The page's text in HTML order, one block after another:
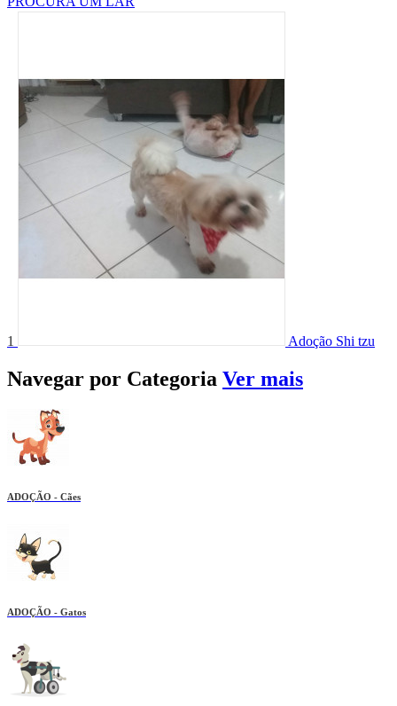
1 Adoção Shi tzu
Navegar por Categoria Ver mais
ADOÇÃO - Cães
ADOÇÃO - Gatos